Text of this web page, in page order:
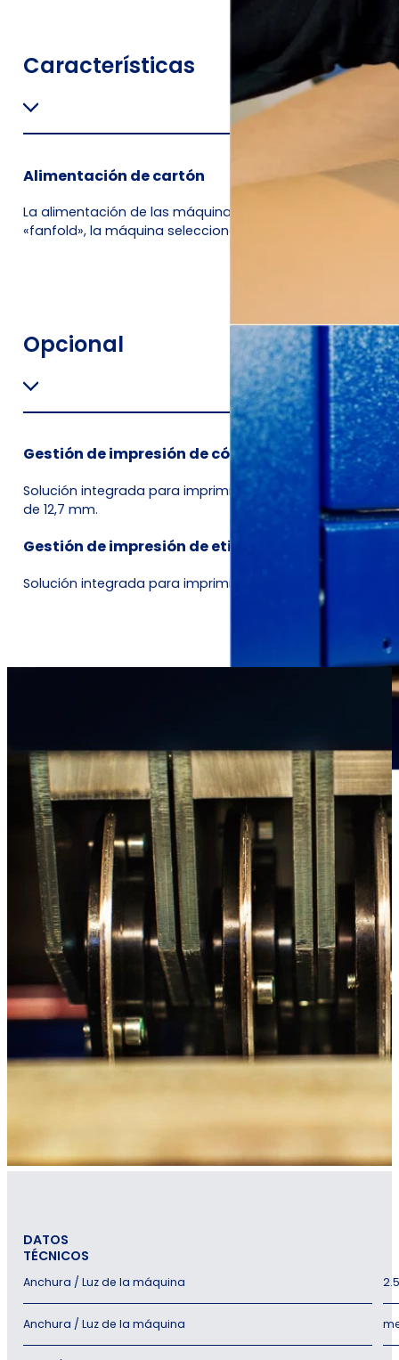
Características
Alimentación de cartón
La alimentación de las máquinas embaladoras se
«fanfold», la máquina selecciona automáticamente la
Opcional
Gestión de impresión de códigos de caja
Solución integrada para imprimir códigos,
de 12,7 mm.
Gestión de impresión de etiquetas
Solución integrada para imprimir etiquetas junto con la
DATOS
TÉCNICOS
Anchura / Luz de la máquina
Anchura / Luz de la máquina